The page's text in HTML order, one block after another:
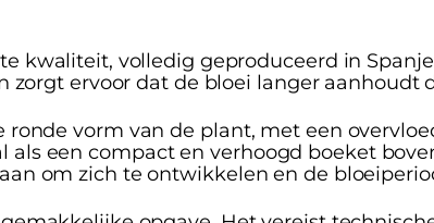
kwaliteit, volledig geproduceerd in
ervoor dat de bloei langer aanhoudt
vorm van de plant, met een
een compact en verhoogd boeket
om zich te ontwikkelen en de